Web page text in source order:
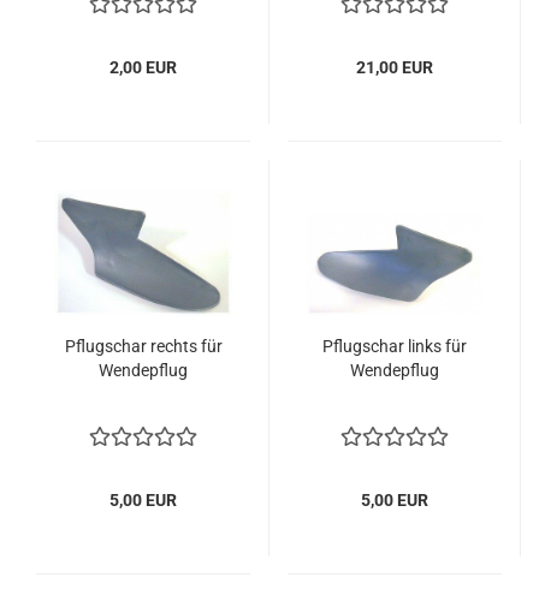
2,00 EUR 21,00 EUR
Pflugschar rechts für
Wendepflug
5,00 EUR
Pflugschar links für
Wendepflug
5,00 EUR